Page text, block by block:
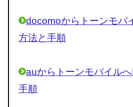
docomoからトーンモバ
方法と手順
auからトーンモバイル
手順